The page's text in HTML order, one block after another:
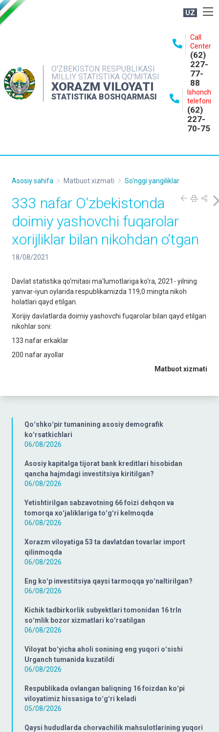
UZ
O'ZBEKISTON RESPUBLIKASI
MILLIY STATISTIKA QO'MITASI
XORAZM VILOYATI
STATISTIKA BOSHQARMASI
Call
Center
(62)
227-
77-
88
Ishonch
telefoni
(62)
227-
70-75
NASHRLAR
INTERAKTIV XIZMATLAR
MATBUOT XIZMATI
Qoʻshkoʻpir tumanining asosiy demografik
koʻrsatkichlari
06/08/2026
Asosiy kapitalga tijorat bank kreditlari hisobidan
qancha hajmdagi investitsiya kiritilgan?
06/08/2026
Yetishtirilgan sabzavotning 66 foizi dehqon va
tomorqa xoʻjaliklariga toʻgʻri kelmoqda
06/08/2026
Xorazm viloyatiga 53 ta davlatdan tovarlar import
qilinmoqda
06/08/2026
Eng koʻp investitsiya qaysi tarmoqqa yoʻnaltirilgan?
06/08/2026
Kichik tadbirkorlik subyektlari tomonidan 16 trln
soʻmlik bozor xizmatlari koʻrsatilgan
06/08/2026
Viloyat boʻyicha aholi sonining eng yuqori oʻsishi
Urganch tumanida kuzatildi
06/08/2026
Respublikada ovlangan baliqning 16 foizdan koʻpi
viloyatimiz hissasiga toʻgʻri keladi
05/08/2026
Qaysi hududlarda chorvachilik mahsulotlarining yuqori
Asosiy sahifa Matbuot xizmati So'nggi yangiliklar
333 nafar O‘zbekistonda
doimiy yashovchi fuqarolar
xorijliklar bilan nikohdan o‘tgan
18/08/2021
Davlat statistika qo‘mitasi ma'lumotlariga ko‘ra, 2021- yilning
yanvar-iyun oylarida respublikamizda 119,0 mingta nikoh
holatlari qayd etilgan.
Xorijiy davlatlarda doimiy yashovchi fuqarolar bilan qayd etilgan
nikohlar soni:
133 nafar erkaklar
200 nafar ayollar
Matbuot xizmati